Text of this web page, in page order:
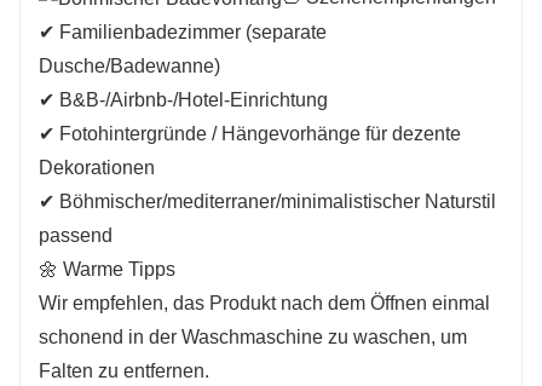
✔ Familienbadezimmer (separate
Dusche/Badewanne)
✔ B&B-/Airbnb-/Hotel-Einrichtung
✔ Fotohintergründe / Hängevorhänge für dezente
Dekorationen
✔ Böhmischer/mediterraner/minimalistischer Naturstil
passend
🌼 Warme Tipps
Wir empfehlen, das Produkt nach dem Öffnen einmal
schonend in der Waschmaschine zu waschen, um
Falten zu entfernen.